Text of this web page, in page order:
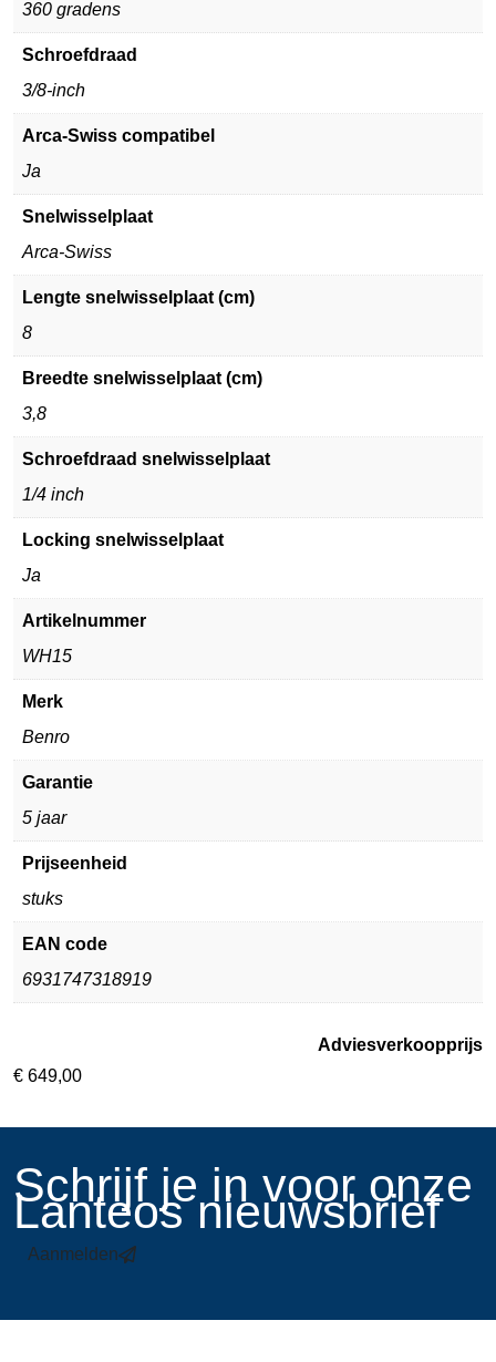
360 gradens
Schroefdraad
3/8-inch
Arca-Swiss compatibel
Ja
Snelwisselplaat
Arca-Swiss
Lengte snelwisselplaat (cm)
8
Breedte snelwisselplaat (cm)
3,8
Schroefdraad snelwisselplaat
1/4 inch
Locking snelwisselplaat
Ja
Artikelnummer
WH15
Merk
Benro
Garantie
5 jaar
Prijseenheid
stuks
EAN code
6931747318919
Adviesverkoopprijs
€ 649,00
​Schrijf je in voor onze
Lanteos nieuwsbrief
Aanmelden